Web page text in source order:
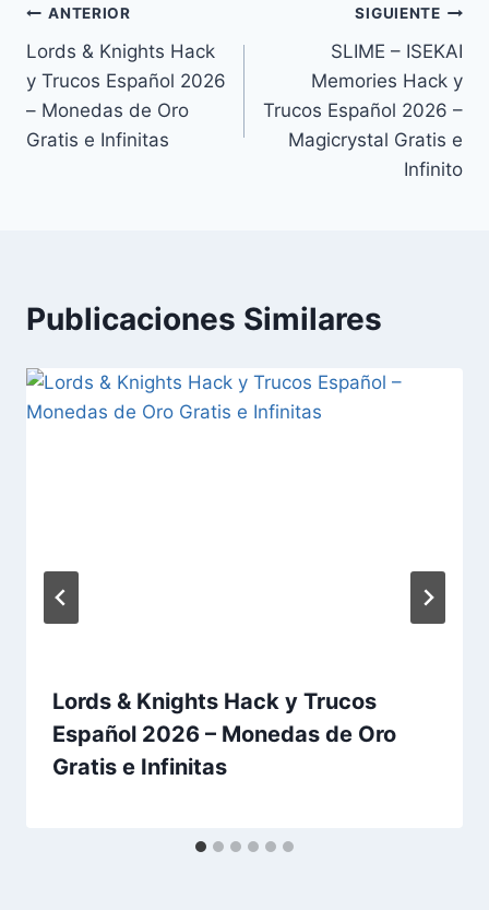
Navegación
de
entradas
ANTERIOR
Lords & Knights Hack
y Trucos Español 2026
– Monedas de Oro
Gratis e Infinitas
SIGUIENTE
SLIME – ISEKAI
Memories Hack y
Trucos Español 2026 –
Magicrystal Gratis e
Infinito
Publicaciones Similares
Lords & Knights Hack y Trucos
Español 2026 – Monedas de Oro
Gratis e Infinitas